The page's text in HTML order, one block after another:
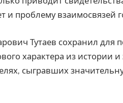
и проблему взаимосвязей
Тутаев сохранил
характера из истории
сыгравших